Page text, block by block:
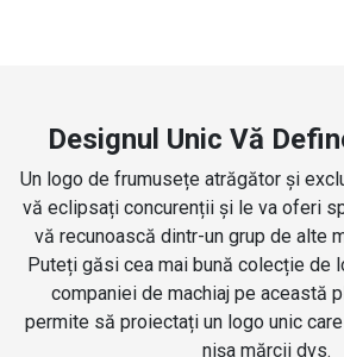
Designul Unic Vă
Un logo de frumusețe atrăgător și
vă eclipsați concurenții și le va oferi
vă recunoască dintr-un grup de alte
Puteți găsi cea mai bună colecție de
companiei de machiaj pe această
permite să proiectați un logo unic
nișa mărcii dvs.